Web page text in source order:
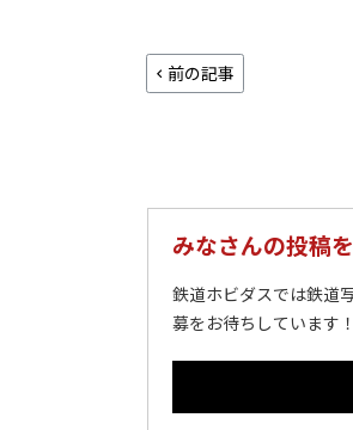
前の記事
みなさんの投稿
鉄道ホビダスでは鉄道
募をお待ちしています！